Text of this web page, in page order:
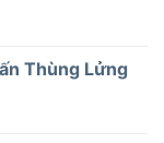
Thùng Lửng